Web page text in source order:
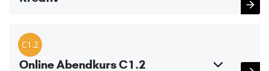
C1.2
Online Abendkurs C1.2